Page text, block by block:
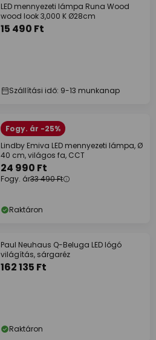
LED mennyezeti lámpa Runa Wood
wood look 3,000 K Ø28cm
15 490 Ft
Szállítási idő: 9-13 munkanap
Fogy. ár -25%
Lindby Emiva LED mennyezeti lámpa, Ø
40 cm, világos fa, CCT
24 990 Ft
Fogy. ár33 490 Ft
Raktáron
Paul Neuhaus Q-Beluga LED lógó
világítás, sárgaréz
162 135 Ft
Raktáron